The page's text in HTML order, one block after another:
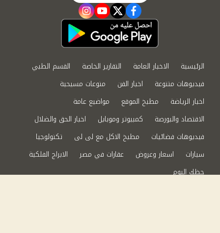
facebook
twitter
youtube
instagram
الرئيسية الاخبار العامة التقارير الخاصة
القسم الطبي
فيديوهات متنوعة
اخبار الفن
منوعات مسيحية
اخبار الرياضة
مطبخ الموقع
مواضيع عامة
الاقتصاد والبورصة
كمبيوتر وموبايل
اخبار الحق والضلال
فيديوهات فضائيات
مطبخ الاكل مع لى لى
تكنولوجيا
سيارات
اسعار وعروض عقارات في مصر
الابراج الفلكية
حظك اليوم